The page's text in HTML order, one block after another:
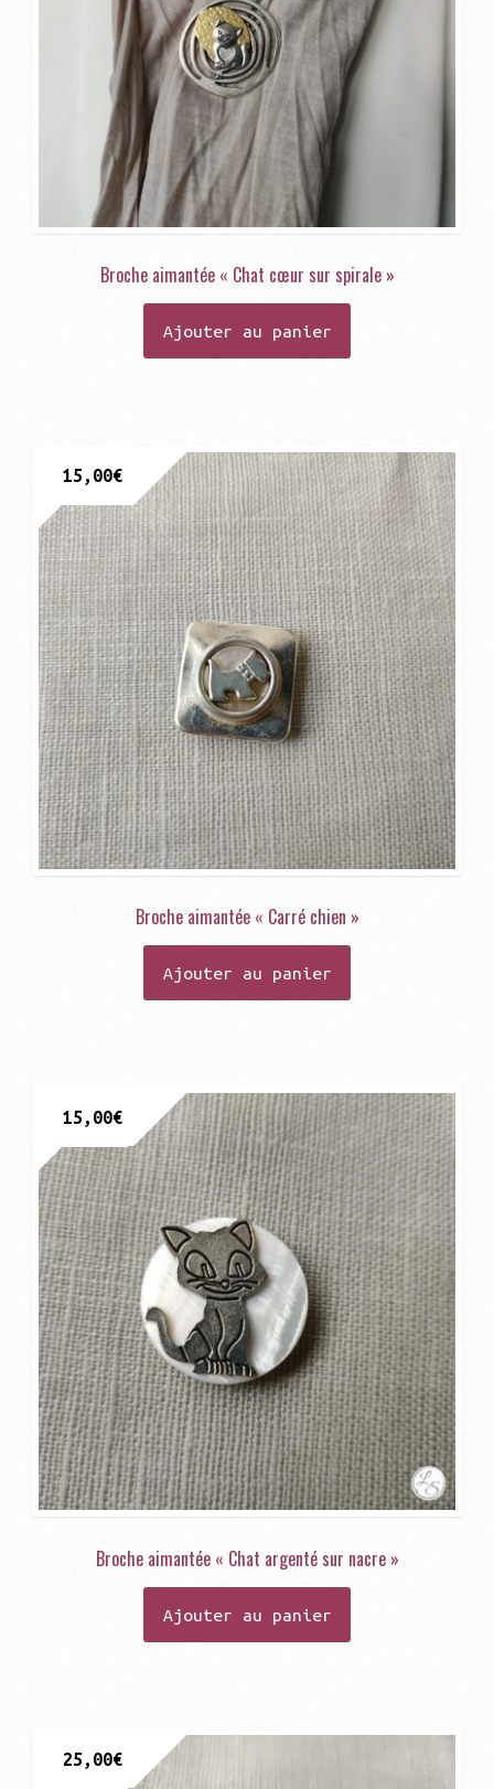
Broche aimantée « Chat cœur sur spirale »
Ajouter au panier
Broche aimantée « Carré chien »
15,00€
Ajouter au panier
Broche aimantée « Chat argenté sur nacre »
15,00€
Ajouter au panier
25,00€